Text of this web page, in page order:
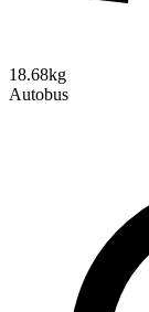
18.68kg
Autobus